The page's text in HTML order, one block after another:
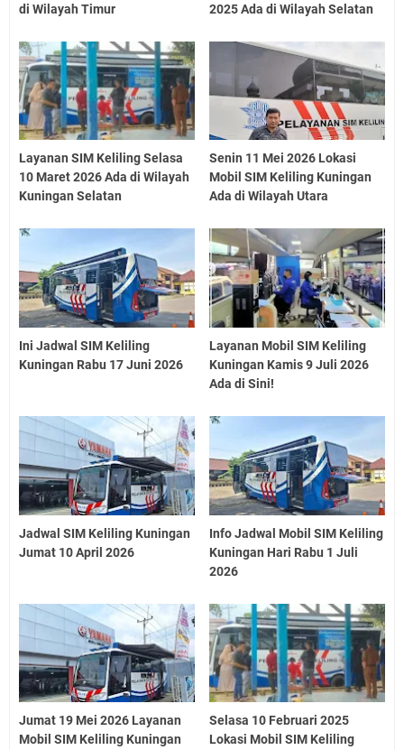
di Wilayah Timur
2025 Ada di Wilayah Selatan
Layanan SIM Keliling Selasa
10 Maret 2026 Ada di Wilayah
Kuningan Selatan
Senin 11 Mei 2026 Lokasi
Mobil SIM Keliling Kuningan
Ada di Wilayah Utara
Ini Jadwal SIM Keliling
Kuningan Rabu 17 Juni 2026
Layanan Mobil SIM Keliling
Kuningan Kamis 9 Juli 2026
Ada di Sini!
Jadwal SIM Keliling Kuningan
Jumat 10 April 2026
Info Jadwal Mobil SIM Keliling
Kuningan Hari Rabu 1 Juli
2026
Jumat 19 Mei 2026 Layanan
Mobil SIM Keliling Kuningan
Selasa 10 Februari 2025
Lokasi Mobil SIM Keliling